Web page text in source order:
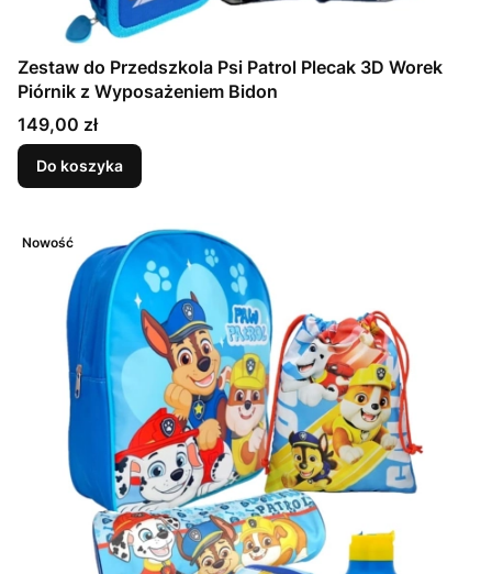
Zestaw do Przedszkola Psi Patrol Plecak 3D Worek
Piórnik z Wyposażeniem Bidon
Cena
149,00 zł
Do koszyka
Nowość